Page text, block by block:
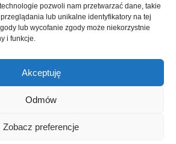
pozwoli nam przetwarzać dane, takie
lub unikalne identyfikatory na tej
lub wycofanie zgody może niekorzystnie
i funkcje.
Akceptuję
Odmów
Zobacz preferencje
2016
- FleschMazowsza. Powered by